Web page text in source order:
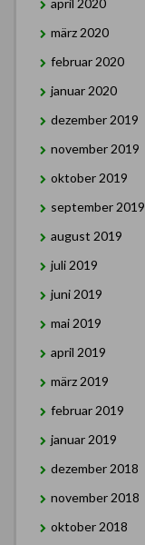
april 2020
märz 2020
februar 2020
januar 2020
dezember 2019
november 2019
oktober 2019
september 2019
august 2019
juli 2019
juni 2019
mai 2019
april 2019
märz 2019
februar 2019
januar 2019
dezember 2018
november 2018
oktober 2018